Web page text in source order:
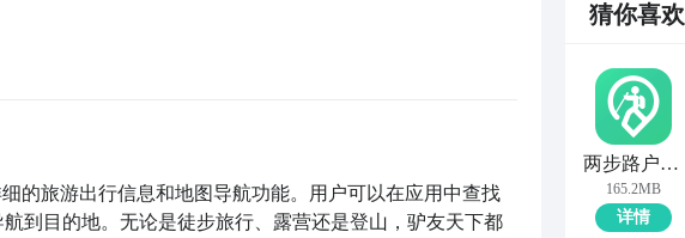
的旅游出行信息和地图导航功能。用户可以在应用中查找
到目的地。无论是徒步旅行、露营还是登山，驴友天下都
猜你喜欢
两步路户外助手
165.2MB
详情